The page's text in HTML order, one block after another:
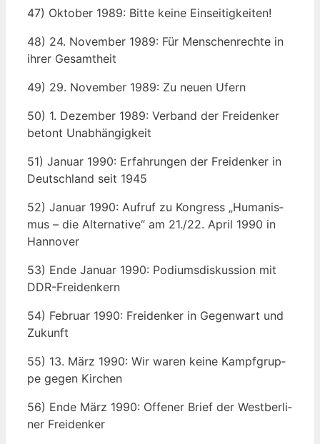
47) Okto­ber 1989: Bit­te kei­ne Einseitigkeiten!
48) 24. Novem­ber 1989: Für Men­schen­rech­te in
ihrer Gesamtheit
49) 29. Novem­ber 1989: Zu neu­en Ufern
50) 1. Dezem­ber 1989: Ver­band der Frei­den­ker
betont Unabhängigkeit
51) Janu­ar 1990: Erfah­run­gen der Frei­den­ker in
Deutsch­land seit 1945
52) Janu­ar 1990: Auf­ruf zu Kon­gress „Huma­nis­
mus – die Alter­na­ti­ve“ am 21./22. April 1990 in
Hannover
53) Ende Janu­ar 1990: Podi­ums­dis­kus­si­on mit
DDR-Freidenkern
54) Febru­ar 1990: Frei­den­ker in Gegen­wart und
Zukunft
55) 13. März 1990: Wir waren kei­ne Kampf­grup­
pe gegen Kirchen
56) Ende März 1990: Offe­ner Brief der West­ber­li­
ner Freidenker